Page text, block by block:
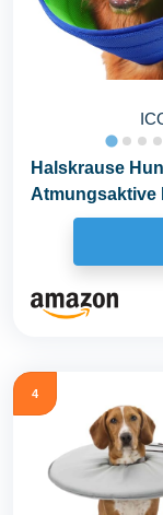
Halskrause
Atmungsaktive
Einstellbarer...
4